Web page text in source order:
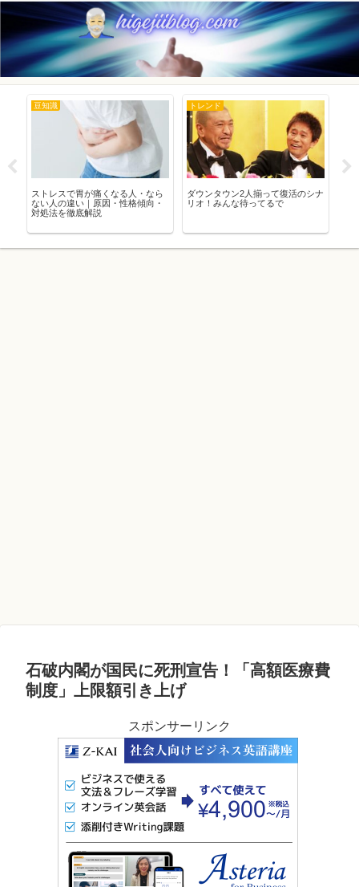
豆知識
ストレスで胃が痛くなる人・なら
ない人の違い｜原因・性格傾向・
対処法を徹底解説
トレンド
ダウンタウン2人揃って復活のシナ
リオ！みんな待ってるで
石破内閣が国民に死刑宣告！「高額医療費
制度」上限額引き上げ
スポンサーリンク